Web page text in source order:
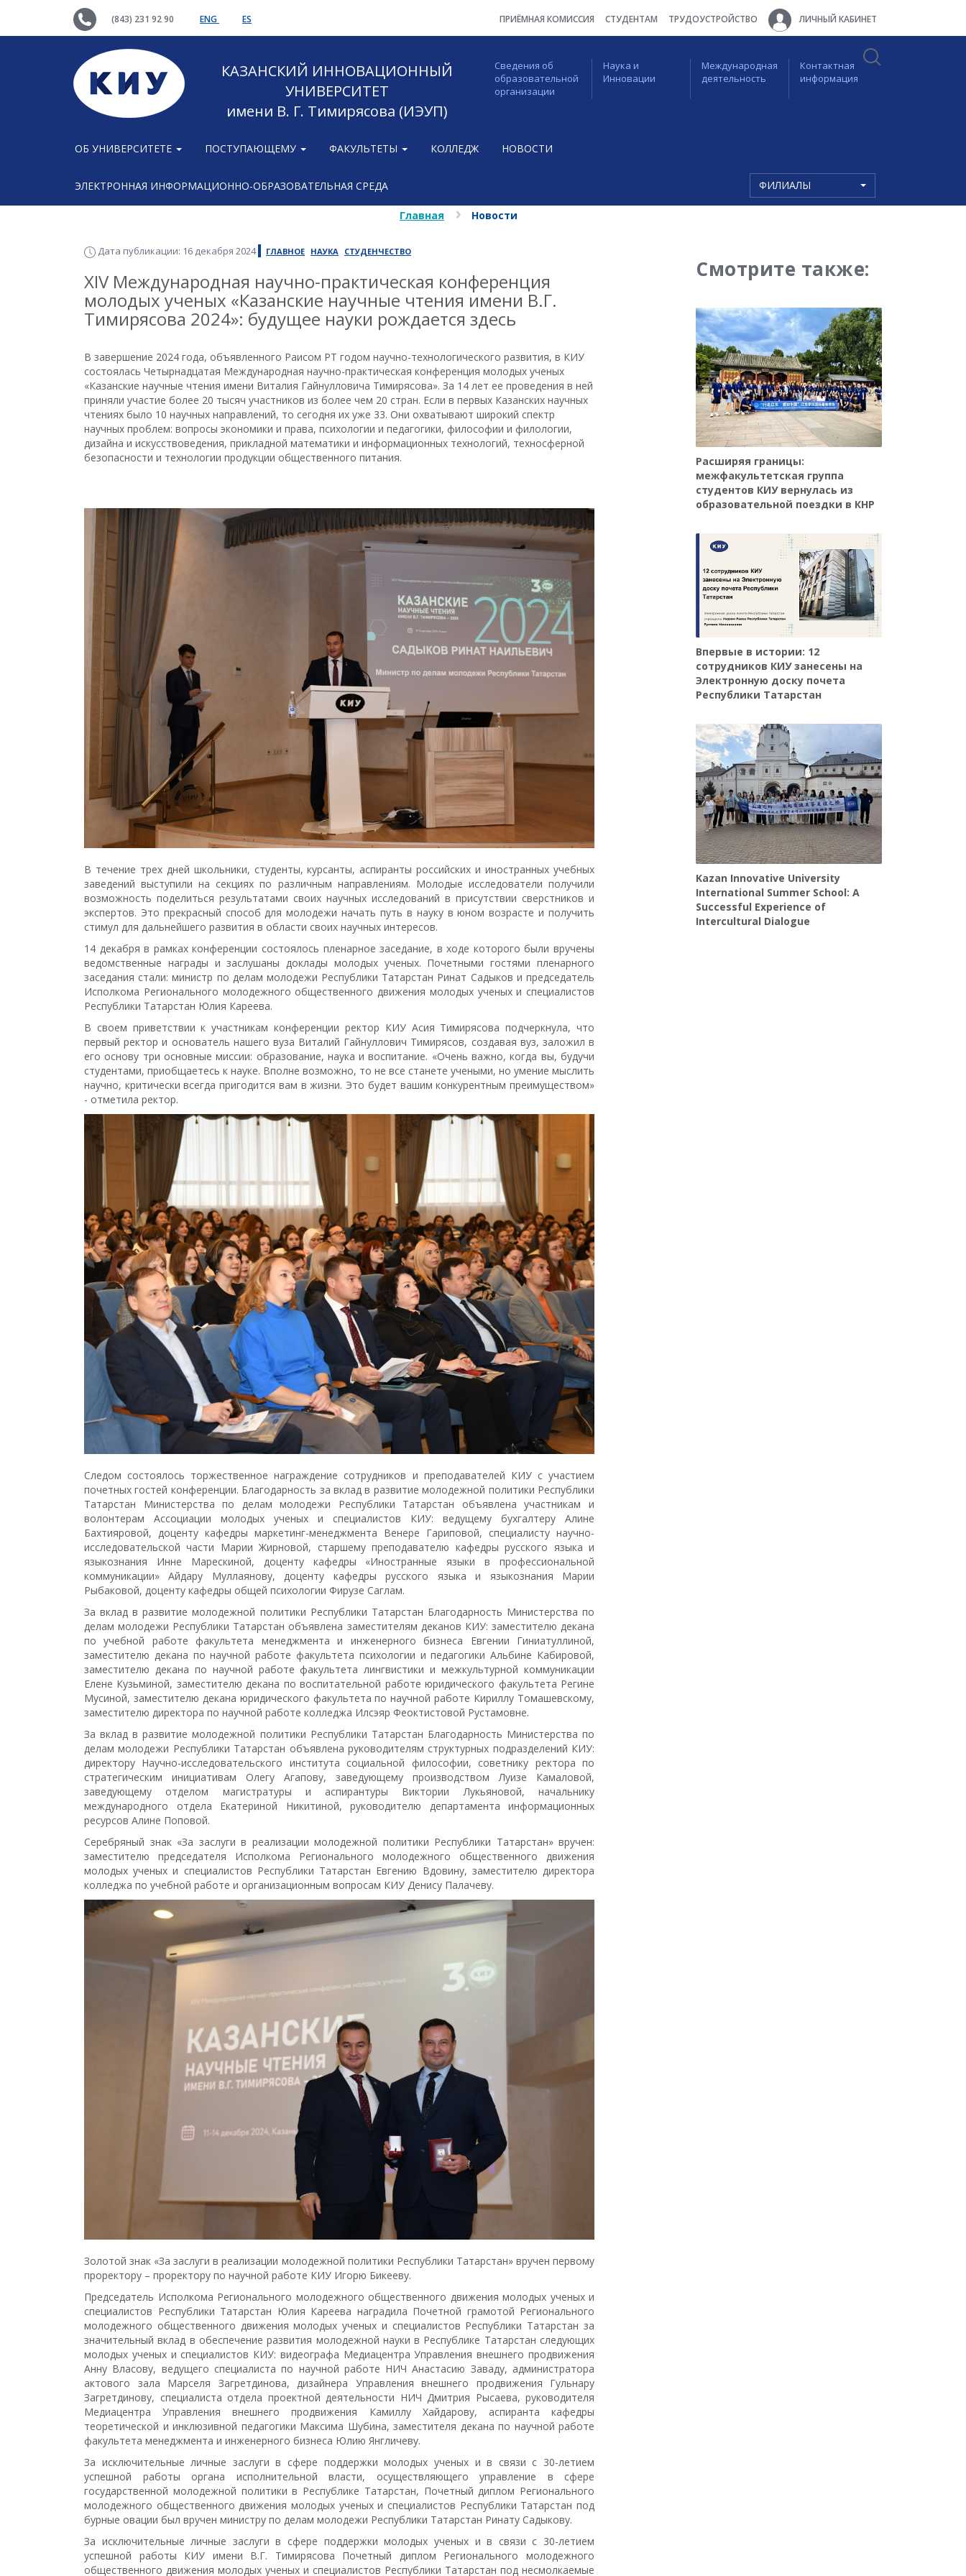
(843) 231 92 90 ENG ES ПРИЁМНАЯ КОМИССИЯ СТУДЕНТАМ ТРУДОУСТРОЙСТВО ЛИЧНЫЙ КАБИНЕТ
КАЗАНСКИЙ ИННОВАЦИОННЫЙ
УНИВЕРСИТЕТ
имени В. Г. Тимирясова (ИЭУП)
Сведения об
образовательной
организации
Наука и
Инновации
Международная
деятельность
Контактная
информация
ОБ УНИВЕРСИТЕТЕ ПОСТУПАЮЩЕМУ ФАКУЛЬТЕТЫ КОЛЛЕДЖ НОВОСТИ
ЭЛЕКТРОННАЯ ИНФОРМАЦИОННО-ОБРАЗОВАТЕЛЬНАЯ СРЕДА ФИЛИАЛЫ
Главная Новости
Дата публикации: 16 декабря 2024 ГЛАВНОЕ НАУКА СТУДЕНЧЕСТВО
XIV Международная научно-практическая конференция
молодых ученых «Казанские научные чтения имени В.Г.
Тимирясова 2024»: будущее науки рождается здесь
В завершение 2024 года, объявленного Раисом РТ годом научно-технологического развития, в КИУ
состоялась Четырнадцатая Международная научно-практическая конференция молодых ученых
«Казанские научные чтения имени Виталия Гайнулловича Тимирясова». За 14 лет ее проведения в ней
приняли участие более 20 тысяч участников из более чем 20 стран. Если в первых Казанских научных
чтениях было 10 научных направлений, то сегодня их уже 33. Они охватывают широкий спектр
научных проблем: вопросы экономики и права, психологии и педагогики, философии и филологии,
дизайна и искусствоведения, прикладной математики и информационных технологий, техносферной
безопасности и технологии продукции общественного питания.
В течение трех дней школьники, студенты, курсанты, аспиранты российских и иностранных учебных
заведений выступили на секциях по различным направлениям. Молодые исследователи получили
возможность поделиться результатами своих научных исследований в присутствии сверстников и
экспертов. Это прекрасный способ для молодежи начать путь в науку в юном возрасте и получить
стимул для дальнейшего развития в области своих научных интересов.
14 декабря в рамках конференции состоялось пленарное заседание, в ходе которого были вручены
ведомственные награды и заслушаны доклады молодых ученых. Почетными гостями пленарного
заседания стали: министр по делам молодежи Республики Татарстан Ринат Садыков и председатель
Исполкома Регионального молодежного общественного движения молодых ученых и специалистов
Республики Татарстан Юлия Кареева.
В своем приветствии к участникам конференции ректор КИУ Асия Тимирясова подчеркнула, что
первый ректор и основатель нашего вуза Виталий Гайнуллович Тимирясов, создавая вуз, заложил в
его основу три основные миссии: образование, наука и воспитание. «Очень важно, когда вы, будучи
студентами, приобщаетесь к науке. Вполне возможно, то не все станете учеными, но умение мыслить
научно, критически всегда пригодится вам в жизни. Это будет вашим конкурентным преимуществом»
- отметила ректор.
Следом состоялось торжественное награждение сотрудников и преподавателей КИУ с участием
почетных гостей конференции. Благодарность за вклад в развитие молодежной политики Республики
Татарстан Министерства по делам молодежи Республики Татарстан объявлена участникам и
волонтерам Ассоциации молодых ученых и специалистов КИУ: ведущему бухгалтеру Алине
Бахтияровой, доценту кафедры маркетинг-менеджмента Венере Гариповой, специалисту научно-
исследовательской части Марии Жирновой, старшему преподавателю кафедры русского языка и
языкознания Инне Марескиной, доценту кафедры «Иностранные языки в профессиональной
коммуникации» Айдару Муллаянову, доценту кафедры русского языка и языкознания Марии
Рыбаковой, доценту кафедры общей психологии Фирузе Саглам.
За вклад в развитие молодежной политики Республики Татарстан Благодарность Министерства по
делам молодежи Республики Татарстан объявлена заместителям деканов КИУ: заместителю декана
по учебной работе факультета менеджмента и инженерного бизнеса Евгении Гиниатуллиной,
заместителю декана по научной работе факультета психологии и педагогики Альбине Кабировой,
заместителю декана по научной работе факультета лингвистики и межкультурной коммуникации
Елене Кузьминой, заместителю декана по воспитательной работе юридического факультета Регине
Мусиной, заместителю декана юридического факультета по научной работе Кириллу Томашевскому,
заместителю директора по научной работе колледжа Илсэяр Феоктистовой Рустамовне.
За вклад в развитие молодежной политики Республики Татарстан Благодарность Министерства по
делам молодежи Республики Татарстан объявлена руководителям структурных подразделений КИУ:
директору Научно-исследовательского института социальной философии, советнику ректора по
стратегическим инициативам Олегу Агапову, заведующему производством Луизе Камаловой,
заведующему отделом магистратуры и аспирантуры Виктории Лукьяновой, начальнику
международного отдела Екатериной Никитиной, руководителю департамента информационных
ресурсов Алине Поповой.
Серебряный знак «За заслуги в реализации молодежной политики Республики Татарстан» вручен:
заместителю председателя Исполкома Регионального молодежного общественного движения
молодых ученых и специалистов Республики Татарстан Евгению Вдовину, заместителю директора
колледжа по учебной работе и организационным вопросам КИУ Денису Палачеву.
Золотой знак «За заслуги в реализации молодежной политики Республики Татарстан» вручен первому
проректору – проректору по научной работе КИУ Игорю Бикееву.
Председатель Исполкома Регионального молодежного общественного движения молодых ученых и
специалистов Республики Татарстан Юлия Кареева наградила Почетной грамотой Регионального
молодежного общественного движения молодых ученых и специалистов Республики Татарстан за
значительный вклад в обеспечение развития молодежной науки в Республике Татарстан следующих
молодых ученых и специалистов КИУ: видеографа Медиацентра Управления внешнего продвижения
Анну Власову, ведущего специалиста по научной работе НИЧ Анастасию Заваду, администратора
актового зала Марселя Загретдинова, дизайнера Управления внешнего продвижения Гульнару
Загретдинову, специалиста отдела проектной деятельности НИЧ Дмитрия Рысаева, руководителя
Медиацентра Управления внешнего продвижения Камиллу Хайдарову, аспиранта кафедры
теоретической и инклюзивной педагогики Максима Шубина, заместителя декана по научной работе
факультета менеджмента и инженерного бизнеса Юлию Янгличеву.
За исключительные личные заслуги в сфере поддержки молодых ученых и в связи с 30-летием
успешной работы органа исполнительной власти, осуществляющего управление в сфере
государственной молодежной политики в Республике Татарстан, Почетный диплом Регионального
молодежного общественного движения молодых ученых и специалистов Республики Татарстан под
бурные овации был вручен министру по делам молодежи Республики Татарстан Ринату Садыкову.
За исключительные личные заслуги в сфере поддержки молодых ученых и в связи с 30-летием
успешной работы КИУ имени В.Г. Тимирясова Почетный диплом Регионального молодежного
общественного движения молодых ученых и специалистов Республики Татарстан под несмолкаемые
Смотрите также:
Расширяя границы:
межфакультетская группа
студентов КИУ вернулась из
образовательной поездки в КНР
Впервые в истории: 12
сотрудников КИУ занесены на
Электронную доску почета
Республики Татарстан
Kazan Innovative University
International Summer School: A
Successful Experience of
Intercultural Dialogue